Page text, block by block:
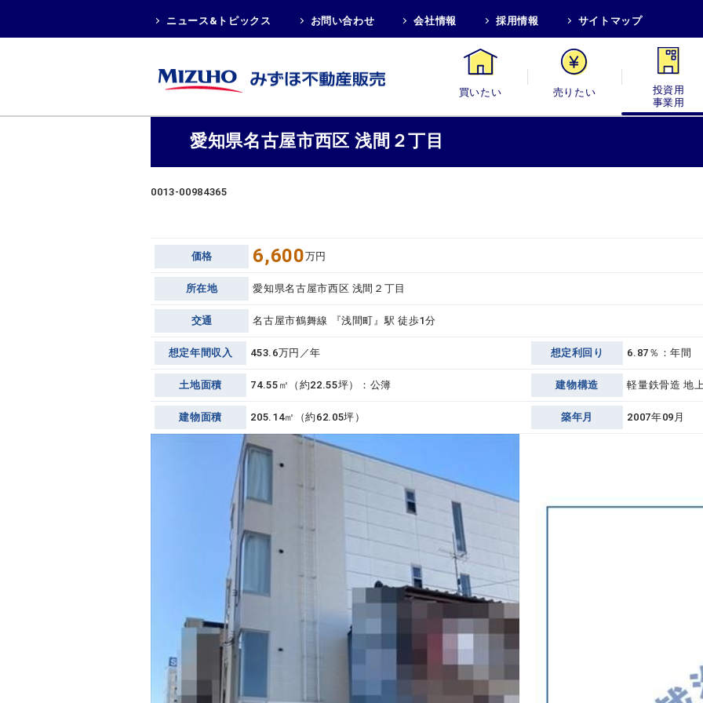
ニュース&トピックス お問い合わせ 会社情報 採用情報 サイトマップ
買いたい 売りたい 投資用・事業
愛知県名古屋市西区 浅間２丁目
0013-00984365
価格 6,600万円
所在地 愛知県名古屋市西区 浅間２丁目
交通 名古屋市鶴舞線 『浅間町』駅 徒歩1分
想定年間収入 453.6万円／年 想定利回り 6.87％：年間
土地面積 74.55㎡（約22.55坪）：公簿 建物構造 軽量鉄骨造 地
建物面積 205.14㎡（約62.05坪） 築年月 2007年09月